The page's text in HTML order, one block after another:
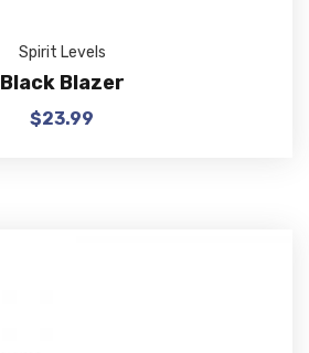
Spirit Levels
Black Blazer
$23.99